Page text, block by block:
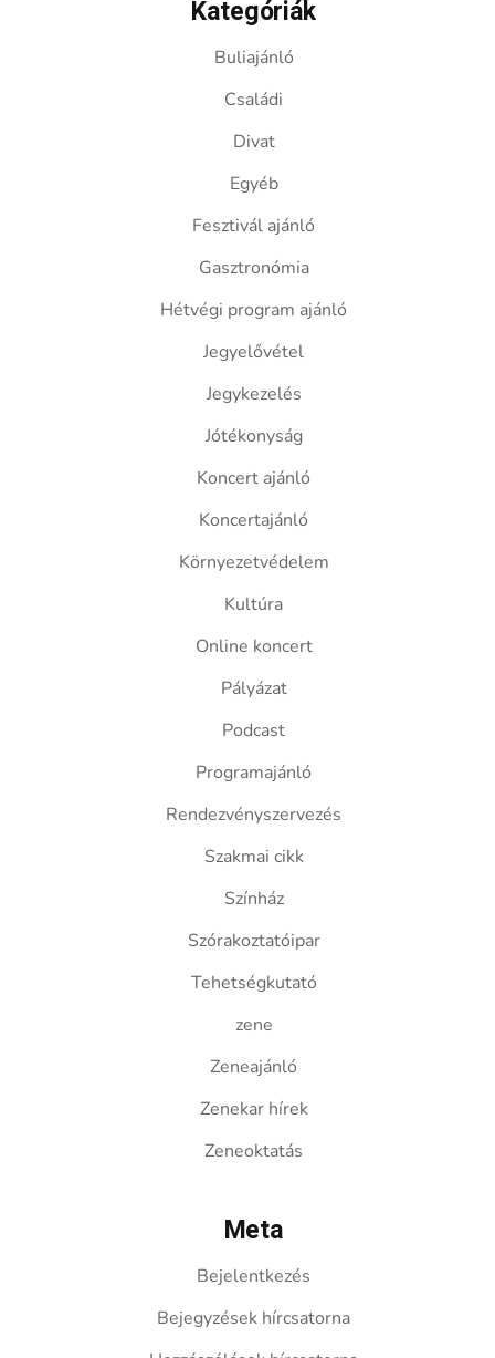
Kategóriák
Buliajánló
Családi
Divat
Egyéb
Fesztivál ajánló
Gasztronómia
Hétvégi program ajánló
Jegyelővétel
Jegykezelés
Jótékonyság
Koncert ajánló
Koncertajánló
Környezetvédelem
Kultúra
Online koncert
Pályázat
Podcast
Programajánló
Rendezvényszervezés
Szakmai cikk
Színház
Szórakoztatóipar
Tehetségkutató
zene
Zeneajánló
Zenekar hírek
Zeneoktatás
Meta
Bejelentkezés
Bejegyzések hírcsatorna